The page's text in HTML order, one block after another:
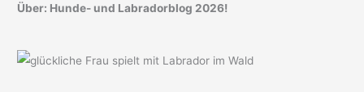
Über: Hunde- und Labradorblog 2026!